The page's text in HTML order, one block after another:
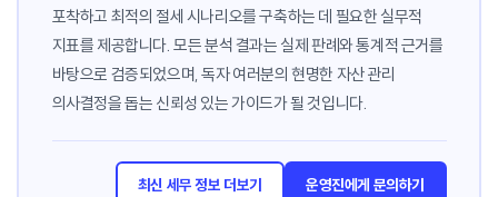
포착하고 최적의 절세 시나리오를 구축하는 데 필요한 실무적
지표를 제공합니다. 모든 분석 결과는 실제 판례와 통계적 근거를
바탕으로 검증되었으며, 독자 여러분의 현명한 자산 관리
의사결정을 돕는 신뢰성 있는 가이드가 될 것입니다.
최신 세무 정보 더보기 운영진에게 문의하기